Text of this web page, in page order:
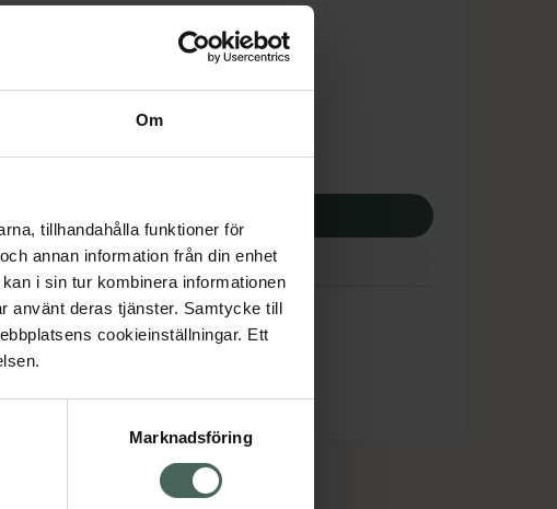
Om
tillhandahålla funktioner för
annan information från din enhet
i sin tur kombinera informationen
använt deras tjänster. Samtycke till
cookieinställningar. Ett
Marknadsföring
Pris med recept
Högkostnadsskyddet gäller
kr
I apotek:165,55 kr
Köp via ditt recept
Levaxin
Om recept och läkemedel